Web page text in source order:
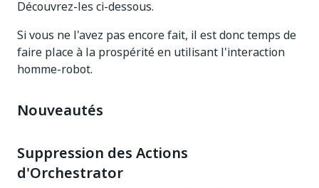
Découvrez-les ci-dessous.
Si vous ne l'avez pas encore fait, il est donc temps de
faire place à la prospérité en utilisant l'interaction
homme-robot.
Nouveautés
Suppression des Actions
d'Orchestrator